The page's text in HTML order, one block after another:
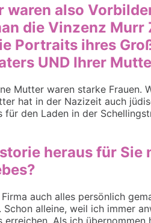
waren also
die Vinzenz Murr
Portraits ihres
UND Ihrer
Mutter waren starke Frauen.
hat in der Nazizeit auch
den Laden in der
heraus für Sie
auch alles persönlich
Schon alleine, weil ich immer
Als ich übernommen